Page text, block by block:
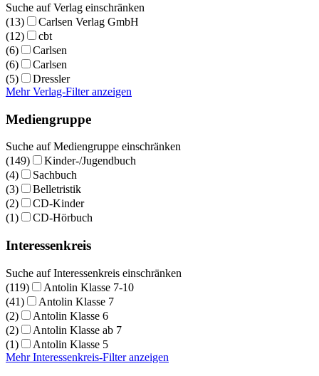
Suche auf Verlag einschränken
(13)
Carlsen Verlag GmbH
(12)
cbt
(6)
Carlsen
(6)
Carlsen
(5)
Dressler
Mehr Verlag-Filter anzeigen
Mediengruppe
Suche auf Mediengruppe einschränken
(149)
Kinder-/Jugendbuch
(4)
Sachbuch
(3)
Belletristik
(2)
CD-Kinder
(1)
CD-Hörbuch
Interessenkreis
Suche auf Interessenkreis einschränken
(119)
Antolin Klasse 7-10
(41)
Antolin Klasse 7
(2)
Antolin Klasse 6
(2)
Antolin Klasse ab 7
(1)
Antolin Klasse 5
Mehr Interessenkreis-Filter anzeigen